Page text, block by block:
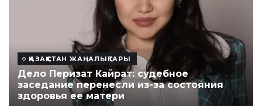
ҚАЗАҚСТАН ЖАҢАЛЫҚТАРЫ
Дело Перизат Кайрат: судебное
заседание перенесли из-за состояния
здоровья ее матери